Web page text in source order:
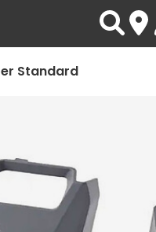
Standard